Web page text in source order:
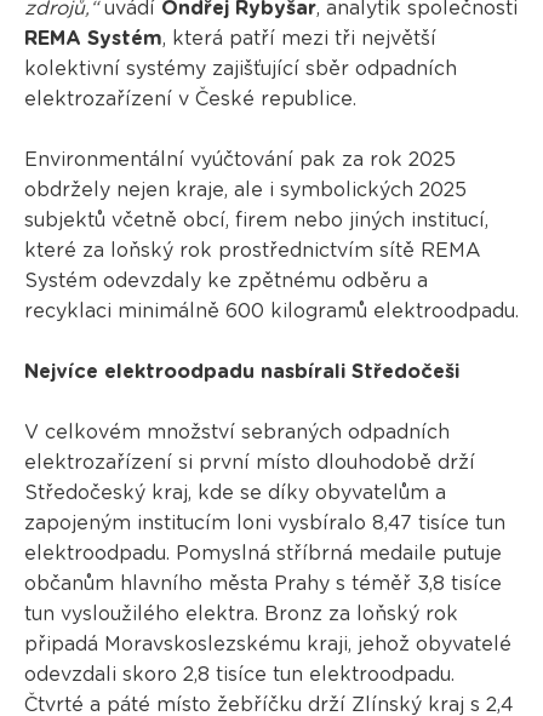
zdrojů,“uvádí Ondřej Rybyšar, analytik společnosti
REMA Systém, která patří mezi tři největší
kolektivní systémy zajišťující sběr odpadních
elektrozařízení v České republice.
Environmentální vyúčtování pak za rok 2025
obdržely nejen kraje, ale i symbolických 2025
subjektů včetně obcí, firem nebo jiných institucí,
které za loňský rok prostřednictvím sítě REMA
Systém odevzdaly ke zpětnému odběru a
recyklaci minimálně 600 kilogramů elektroodpadu.
Nejvíce elektroodpadu nasbírali Středočeši
V celkovém množství sebraných odpadních
elektrozařízení si první místo dlouhodobě drží
Středočeský kraj, kde se díky obyvatelům a
zapojeným institucím loni vysbíralo 8,47 tisíce tun
elektroodpadu. Pomyslná stříbrná medaile putuje
občanům hlavního města Prahy s téměř 3,8 tisíce
tun vysloužilého elektra. Bronz za loňský rok
připadá Moravskoslezskému kraji, jehož obyvatelé
odevzdali skoro 2,8 tisíce tun elektroodpadu.
Čtvrté a páté místo žebříčku drží Zlínský kraj s 2,4